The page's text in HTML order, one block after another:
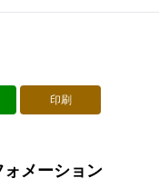
印刷
メーション